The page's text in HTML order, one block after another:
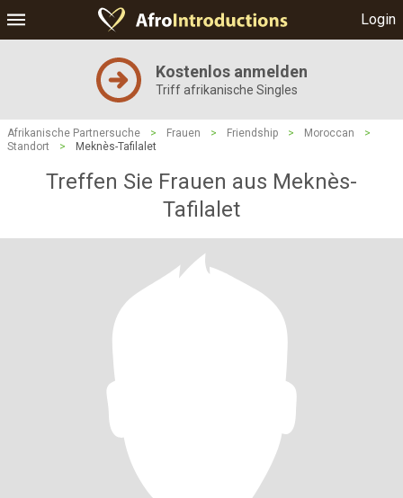
Login
Kostenlos anmelden
Triff afrikanische Singles
Afrikanische Partnersuche > Frauen > Friendship > Moroccan
>
Standort
> Meknès-Tafilalet
Treffen Sie Frauen aus Meknès-
Tafilalet